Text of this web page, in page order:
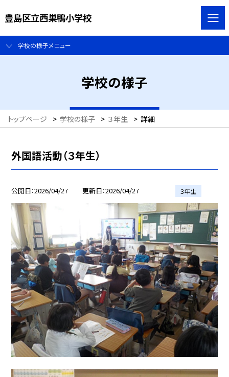
豊島区立西巣鴨小学校
学校の様子メニュー
学校の様子
トップページ > 学校の様子 > ３年生 > 詳細
外国語活動（３年生）
公開日 2026/04/27 更新日 2026/04/27 ３年生